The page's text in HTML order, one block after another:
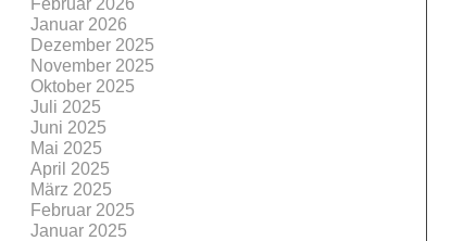
Februar 2026
Januar 2026
Dezember 2025
November 2025
Oktober 2025
Juli 2025
Juni 2025
Mai 2025
April 2025
März 2025
Februar 2025
Januar 2025